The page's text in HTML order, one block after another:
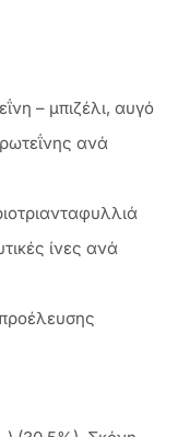
– μπιζέλι, αυγό
ανά
ίνες ανά